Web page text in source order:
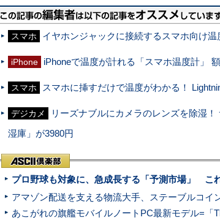
スマホ イヤホンジャックに接続するスマホ向け
iPhone iPhoneで温度が計れる「スマホ温度計」
スマホ スマホに挿すだけで温度がわかる！
デジカメ
リーズナブルにカメラのレンズを除湿
湿庫」が3980円
プロ野球も対象に、急成長する「予測市場」 こ